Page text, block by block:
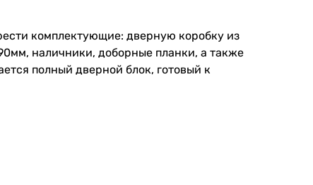
комплектующие: дверную коробку из
наличники, доборные планки, а также
полный дверной блок, готовый к